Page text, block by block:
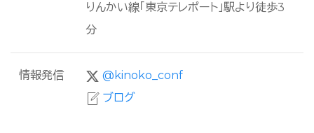
りんかい線「東京テレポート」駅より徒歩3
分
情報発信
@kinoko_conf
ブログ